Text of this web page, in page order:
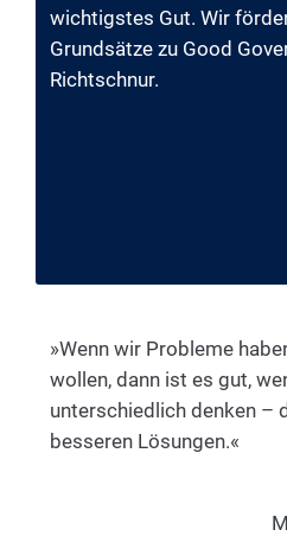
wichtigstes Gut. Wir
Grundsätze zu Good
Richtschnur.
»Wenn wir Probleme
wollen, dann ist es gut,
unterschiedlich denken –
besseren Lösungen.«